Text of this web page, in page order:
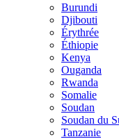
Burundi
Djibouti
Érythrée
Éthiopie
Kenya
Ouganda
Rwanda
Somalie
Soudan
Soudan du
Tanzanie